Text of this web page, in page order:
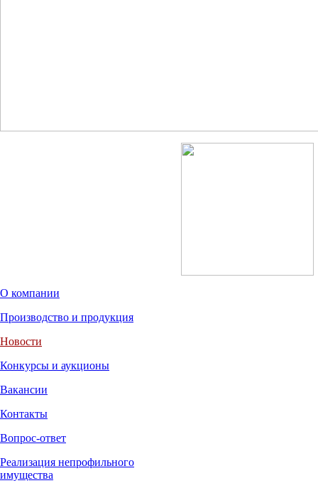
О компании
Производство и продукция
Новости
Конкурсы и аукционы
Вакансии
Контакты
Вопрос-ответ
Реализация непрофильного
имущества